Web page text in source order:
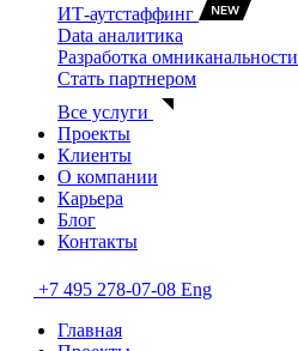
ИТ-аутстаффинг
Data аналитика
Разработка омниканальности
Стать партнером
Все услуги
Проекты
Клиенты
О компании
Карьера
Блог
Контакты
+7 495 278-07-08 Eng
Главная